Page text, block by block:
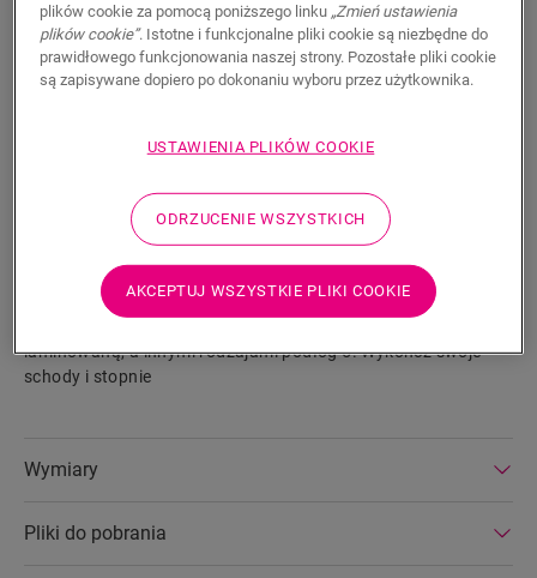
Ten pojedynczy profil zapewnia wiele rozwiązań do
wykończenia podłogi, takich jak przejście między podłogami
lub wykończenie przy ścianie lub oknie. Wystarczy przyciąć
pasuje idealnie do koloru podłogi. Opakowanie zawiera jeden
uzyskać wodoszczelne wykończenie w wilgotnych
pomieszczeniach, zalecamy połączenie z paskiem piankowym
Foamstrip i zestawem Hydrokit. Profil Incizo umożliwia: 1.
Połącz dwie podłogi o różnej wysokości 2. Połącz dwie
podłogi o tej samej wysokości 3. Wykończ podłogę wzdłuż
laminowaną, a innymi rodzajami podłóg 5. Wykończ swoje
schody i stopnie
Wymiary
Pliki do pobrania
plików cookie za pomocą poniższego linku „Zmień ustawienia
plików cookie”. Istotne i funkcjonalne pliki cookie są niezbędne do
prawidłowego funkcjonowania naszej strony. Pozostałe pliki cookie
są zapisywane dopiero po dokonaniu wyboru przez użytkownika.
USTAWIENIA PLIKÓW COOKIE
ODRZUCENIE WSZYSTKICH
AKCEPTUJ WSZYSTKIE PLIKI COOKIE